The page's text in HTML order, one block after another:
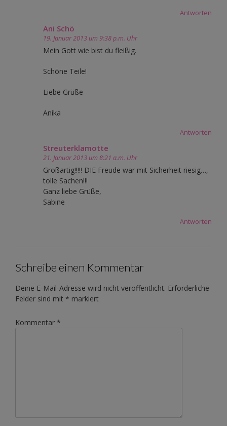
Antworten
Ani Schö
19. Januar 2013 um 9:38 p.m. Uhr
Mein Gott wie bist du fleißig.
Schöne Teile!
Liebe Grüße
Anika
Antworten
Streuterklamotte
21. Januar 2013 um 8:21 a.m. Uhr
Großartig!!!!! DIE Freude war mit Sicherheit riesig…,
tolle Sachen!!!
Ganz liebe Grüße,
Sabine
Antworten
Schreibe einen Kommentar
Deine E-Mail-Adresse wird nicht veröffentlicht. Erforderliche
Felder sind mit * markiert
Kommentar *